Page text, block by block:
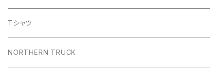
Tシャツ
NORTHERN TRUCK